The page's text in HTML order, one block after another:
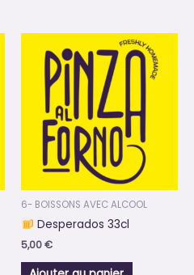
6- BOISSONS AVEC ALCOOL
Desperados 33cl
5,00€